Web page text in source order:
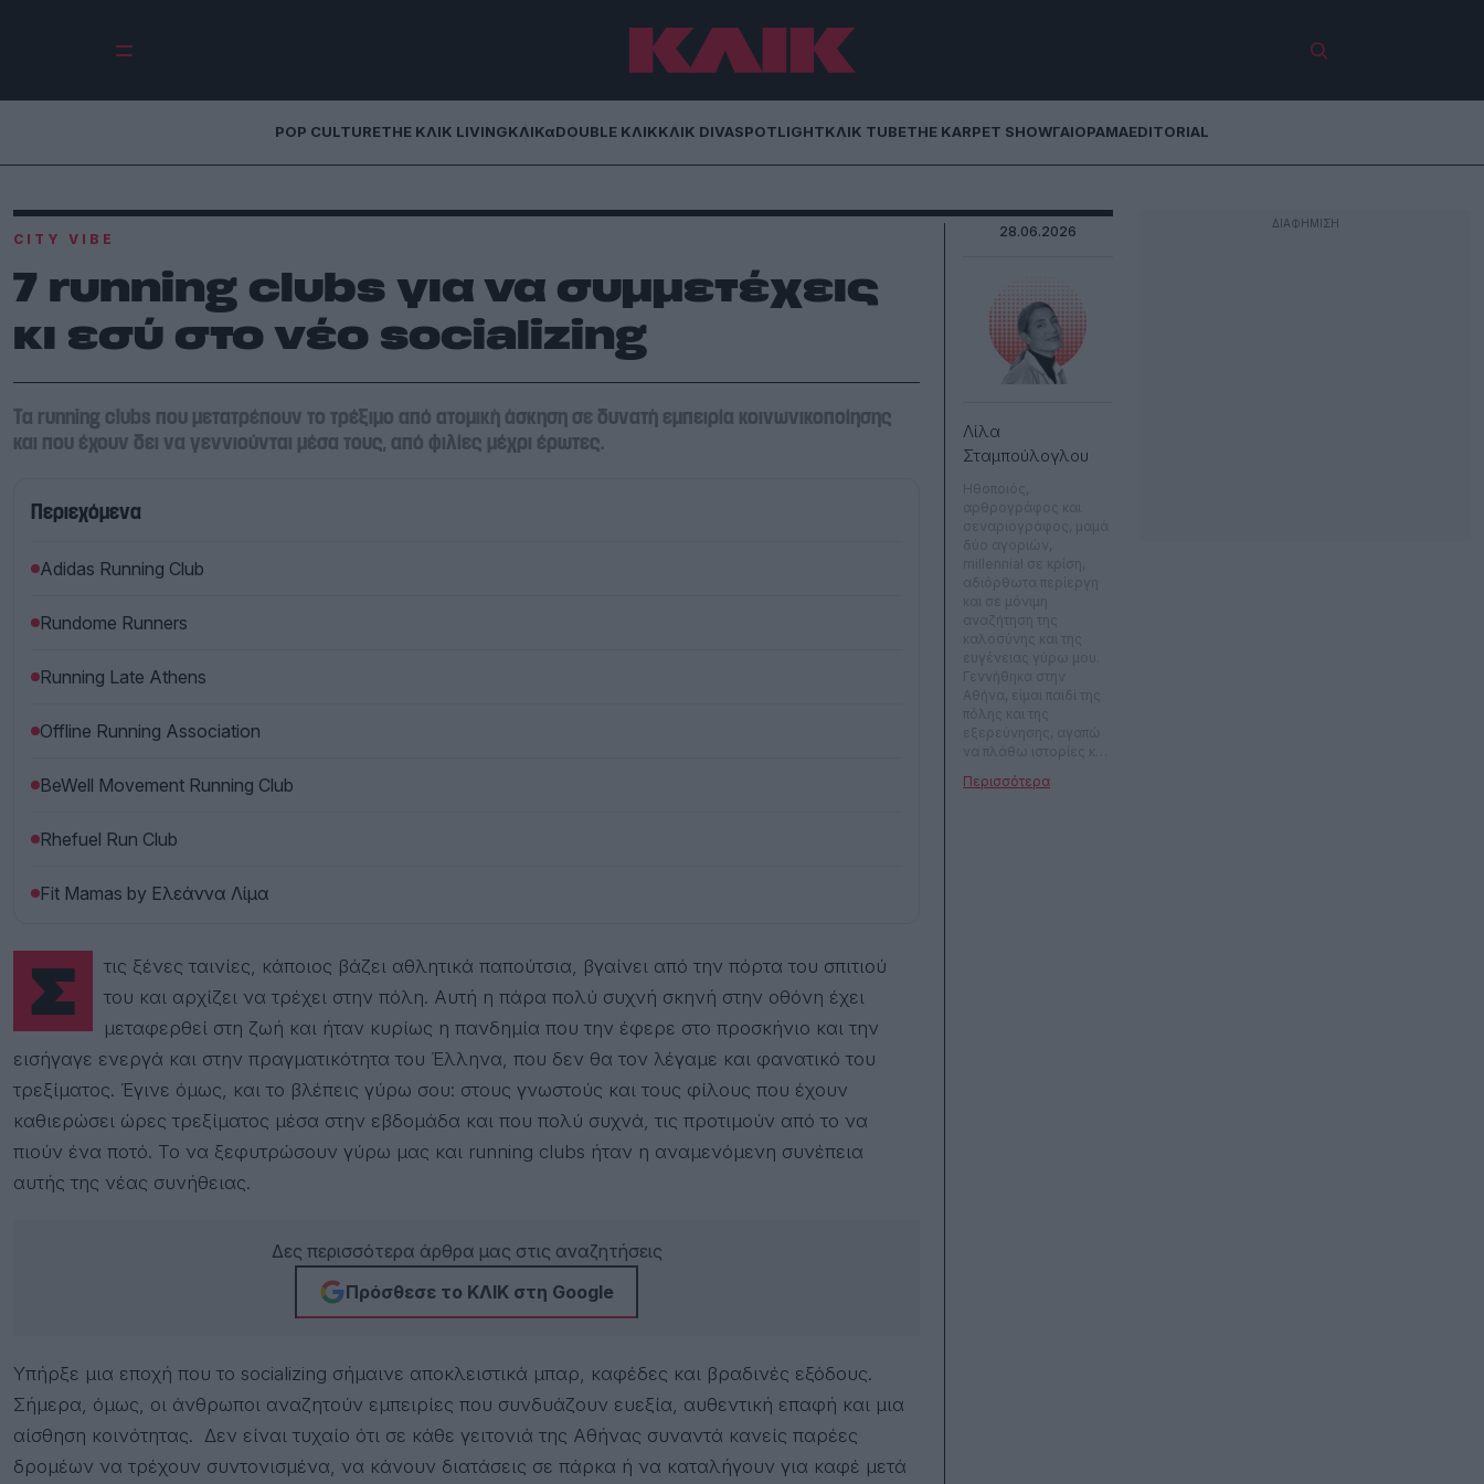
POP CULTURETHE ΚΛΙΚ LIVINGΚΛΙΚαDOUBLE ΚΛΙΚΚΛΙΚ DIVASPOTLIGHTΚΛΙΚ TUBETHE KARPET SHOWΓΑΙΟΡΑΜΑEDITORIAL
CITY VIBE
7 running clubs για να συμμετέχεις
κι εσύ στο νέο socializing
Τα running clubs που μετατρέπουν το τρέξιμο από ατομική άσκηση σε δυνατή εμπειρία κοινωνικοποίησης
και που έχουν δει να γεννιούνται μέσα τους, από φιλίες μέχρι έρωτες.
Περιεχόμενα
Adidas Running Club
Rundome Runners
Running Late Athens
Offline Running Association
BeWell Movement Running Club
Rhefuel Run Club
Fit Mamas by Ελεάννα Λίμα
Στις ξένες ταινίες, κάποιος βάζει αθλητικά παπούτσια, βγαίνει από την πόρτα του σπιτιού
του και αρχίζει να τρέχει στην πόλη. Αυτή η πάρα πολύ συχνή σκηνή στην οθόνη έχει
μεταφερθεί στη ζωή και ήταν κυρίως η πανδημία που την έφερε στο προσκήνιο και την
εισήγαγε ενεργά και στην πραγματικότητα του Έλληνα, που δεν θα τον λέγαμε και φανατικό του
τρεξίματος. Έγινε όμως, και το βλέπεις γύρω σου: στους γνωστούς και τους φίλους που έχουν
καθιερώσει ώρες τρεξίματος μέσα στην εβδομάδα και που πολύ συχνά, τις προτιμούν από το να
πιούν ένα ποτό. Το να ξεφυτρώσουν γύρω μας και running clubs ήταν η αναμενόμενη συνέπεια
αυτής της νέας συνήθειας.
Δες περισσότερα άρθρα μας στις αναζητήσεις
Πρόσθεσε το ΚΛΙΚ στη Google
Υπήρξε μια εποχή που το socializing σήμαινε αποκλειστικά μπαρ, καφέδες και βραδινές εξόδους.
Σήμερα, όμως, οι άνθρωποι αναζητούν εμπειρίες που συνδυάζουν ευεξία, αυθεντική επαφή και μια
αίσθηση κοινότητας. Δεν είναι τυχαίο ότι σε κάθε γειτονιά της Αθήνας συναντά κανείς παρέες
δρομέων να τρέχουν συντονισμένα, να κάνουν διατάσεις σε πάρκα ή να καταλήγουν για καφέ μετά
28.06.2026
Λίλα
Σταμπούλογλου
αλήθειες των